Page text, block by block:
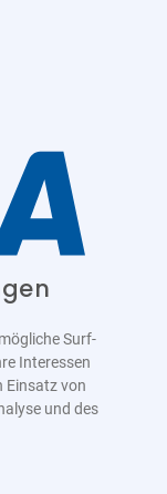
Surf-
Interessen
Einsatz von
und des